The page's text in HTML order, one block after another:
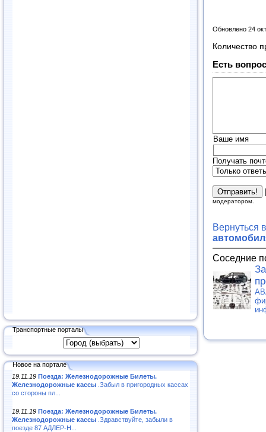
Транспортные порталы
Новое на портале
19.11.19 Поезда: Железнодорожные Билеты.
Железнодорожные кассы .Забыл в пригородных кассах
со стороны пл...
19.11.19 Поезда: Железнодорожные Билеты.
Железнодорожные кассы .Здравствуйте, забыли в
поезде 87 АДЛЕР-Н...
Обновлено 24
Количество
Есть
Ваше имя
Получать
модератором.
Вернуться
Соседние